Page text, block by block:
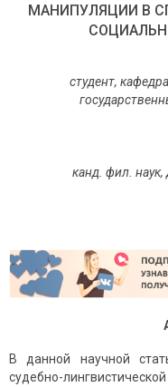
МАНИПУЛЯЦИИ В
студент,
канд. фил.
В данной научной
судебно-